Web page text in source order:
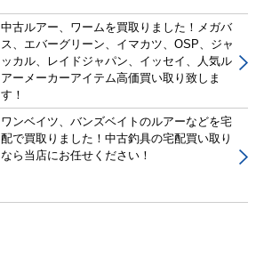
中古ルアー、ワームを買取りました！メガバ
ス、エバーグリーン、イマカツ、OSP、ジャ
ッカル、レイドジャパン、イッセイ、人気ル
アーメーカーアイテム高価買い取り致しま
す！
ワンベイツ、バンズベイトのルアーなどを宅
配で買取りました！中古釣具の宅配買い取り
なら当店にお任せください！